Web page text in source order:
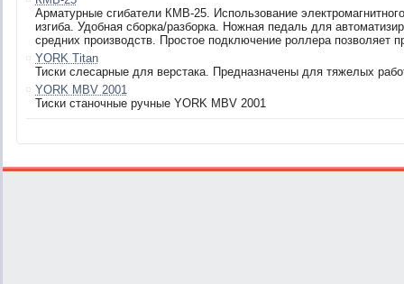
Арматурные сгибатели КМB-25. Использование
изгиба. Удобная сборка/разборка. Ножная педаль для
средних производств. Простое подключение роллера позволяет
YORK Titan
Тиски слесарные для верстака. Предназначены для тяжелых
YORK MBV 2001
Тиски станочные ручные YORK MBV 2001